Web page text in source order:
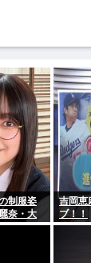
制服姿
奈・大
吉岡
ブ！！